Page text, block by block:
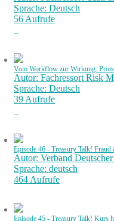
Sprache: Deutsch
56 Aufrufe
Vom Workflow zur Wirkung:
Autor: Fachressort Risk
Sprache: Deutsch
39 Aufrufe
Episode 46 - Treasury Talk! Fraud
Autor: Verband
Sprache: deutsch
464 Aufrufe
Episode 45 - Treasury Talk! Kurs